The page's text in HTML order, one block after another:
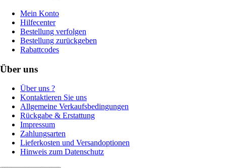
Mein Konto
Hilfecenter
Bestellung verfolgen
Bestellung zurückgeben
Rabattcodes
Über uns
Über uns ?
Kontaktieren Sie uns
Allgemeine Verkaufsbedingungen
Rückgabe & Erstattung
Impressum
Zahlungsarten
Lieferkosten und Versandoptionen
Hinweis zum Datenschutz